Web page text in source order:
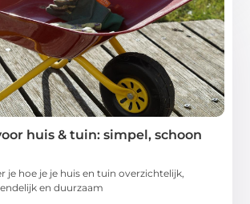
huis & tuin: simpel, schoon
je hoe je je huis en tuin overzichtelijk,
en duurzaam